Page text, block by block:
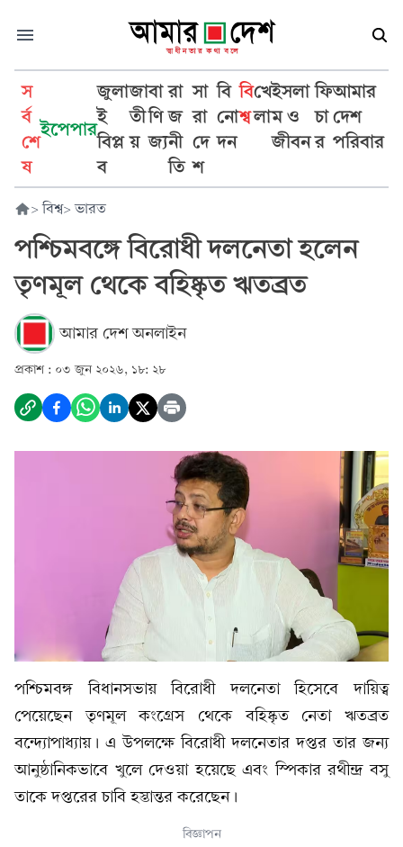
স
র্ব
শে
ষ
ইপেপার
জুলা
ই
বিপ্ল
ব
জা
তী
য়
বা
ণি
জ্য
রা
জ
নী
তি
সা
রা
দে
শ
বি
নো
দন
বি
শ্ব
খে
লা
ইসলা
ম ও
জীবন
ফি
চা
র
আমার
দেশ
পরিবার
> বিশ্ব> ভারত
পশ্চিমবঙ্গে বিরোধী দলনেতা হলেন
তৃণমূল থেকে বহিষ্কৃত ঋতব্রত
আমার দেশ অনলাইন
প্রকাশ : ০৩ জুন ২০২৬, ১৮: ২৮
পশ্চিমবঙ্গ বিধানসভায় বিরোধী দলনেতা হিসেবে দায়িত্ব
পেয়েছেন তৃণমূল কংগ্রেস থেকে বহিষ্কৃত নেতা ঋতব্রত
বন্দ্যোপাধ্যায়। এ উপলক্ষে বিরোধী দলনেতার দপ্তর তার জন্য
আনুষ্ঠানিকভাবে খুলে দেওয়া হয়েছে এবং স্পিকার রথীন্দ্র বসু
তাকে দপ্তরের চাবি হস্তান্তর করেছেন।
বিজ্ঞাপন